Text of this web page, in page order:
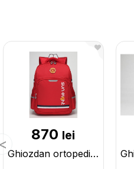
870 lei
Ghiozdan ortopedic Red 2888R